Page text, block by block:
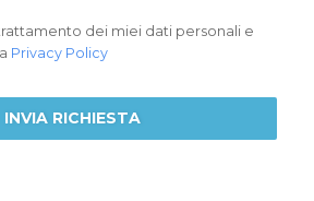
dei miei dati personali e
Privacy Policy
INVIA RICHIESTA